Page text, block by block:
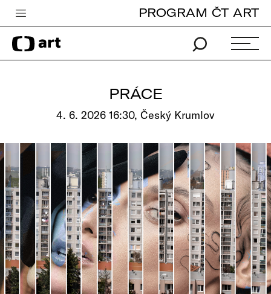
Česká televize
Zpravodajství
Pro děti
edu
Vše o ČT
PROGRAM ČT ART
PRÁCE
4. 6. 2026 16:30, Český Krumlov